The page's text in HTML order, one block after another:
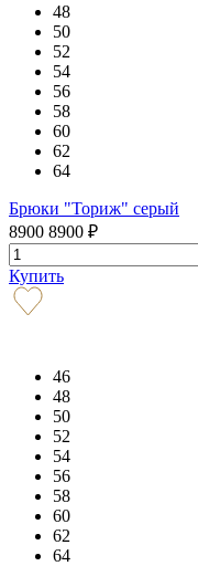
48
50
52
54
56
58
60
62
64
Брюки "Ториж" серый
8900 8900 ₽
Купить
46
48
50
52
54
56
58
60
62
64